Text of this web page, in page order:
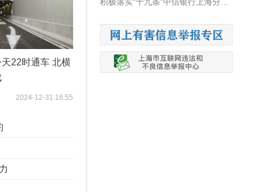
22时通车 北横
2024-12-31 16:55